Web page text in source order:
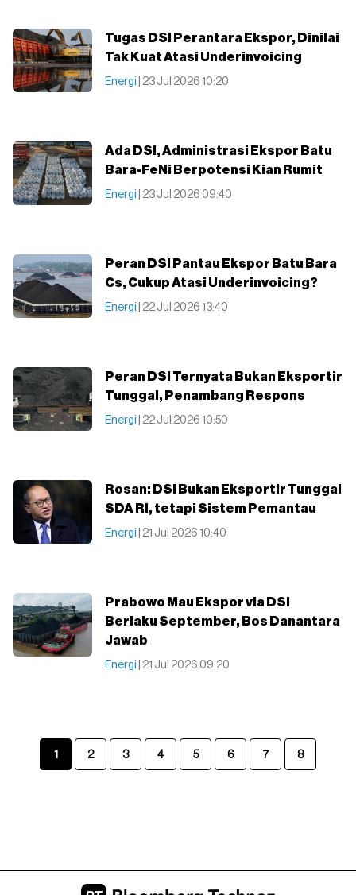
Tugas DSI Perantara Ekspor, Dinilai
Tak Kuat Atasi Underinvoicing
Energi | 23 Jul 2026 10:20
Ada DSI, Administrasi Ekspor Batu
Bara-FeNi Berpotensi Kian Rumit
Energi | 23 Jul 2026 09:40
Peran DSI Pantau Ekspor Batu Bara
Cs, Cukup Atasi Underinvoicing?
Energi | 22 Jul 2026 13:40
Peran DSI Ternyata Bukan Eksportir
Tunggal, Penambang Respons
Energi | 22 Jul 2026 10:50
Rosan: DSI Bukan Eksportir Tunggal
SDA RI, tetapi Sistem Pemantau
Energi | 21 Jul 2026 10:40
Prabowo Mau Ekspor via DSI
Berlaku September, Bos Danantara
Jawab
Energi | 21 Jul 2026 09:20
1 2 3 4 5 6 7 8